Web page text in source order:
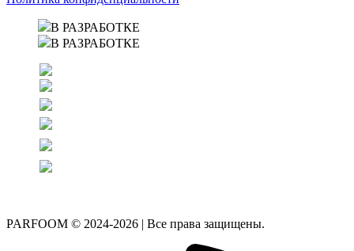
В РАЗРАБОТКЕ
В РАЗРАБОТКЕ
PARFOOM © 2024-2026 | Все права защищены.